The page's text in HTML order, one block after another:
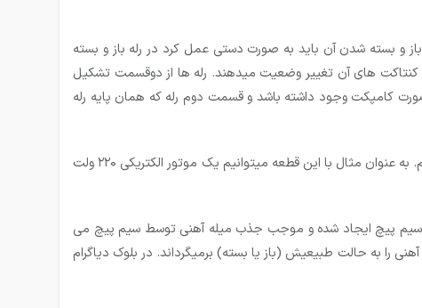
و بسته شدن آن باید به صورت دستی عمل کرد در رله باز و بسته
کنتاکت های آن تغییر وضعیت می­دهند. رله ها از دوقسمت تشکیل
کامپکت وجود داشته باشد و قسمت دوم رله که همان پایه رله
استفاده از رله این امکان را به ما می دهدکه بتوانیم دو بخش مجزای یک سیستم را که دارای دو منبع ولتاژ مختلف هستند، از هم جدا کنیم. به عنوان مثال با این قطعه میتوانیم یک موتور الکتریکی ۲۲۰ ولت
سیم پیچ ایجاد شده و موجب جذب میله آهنی توسط سیم پیچ می
را به حالت طبیعیش (باز یا بسته) برمیگرداند. در بلوک دیاگرام